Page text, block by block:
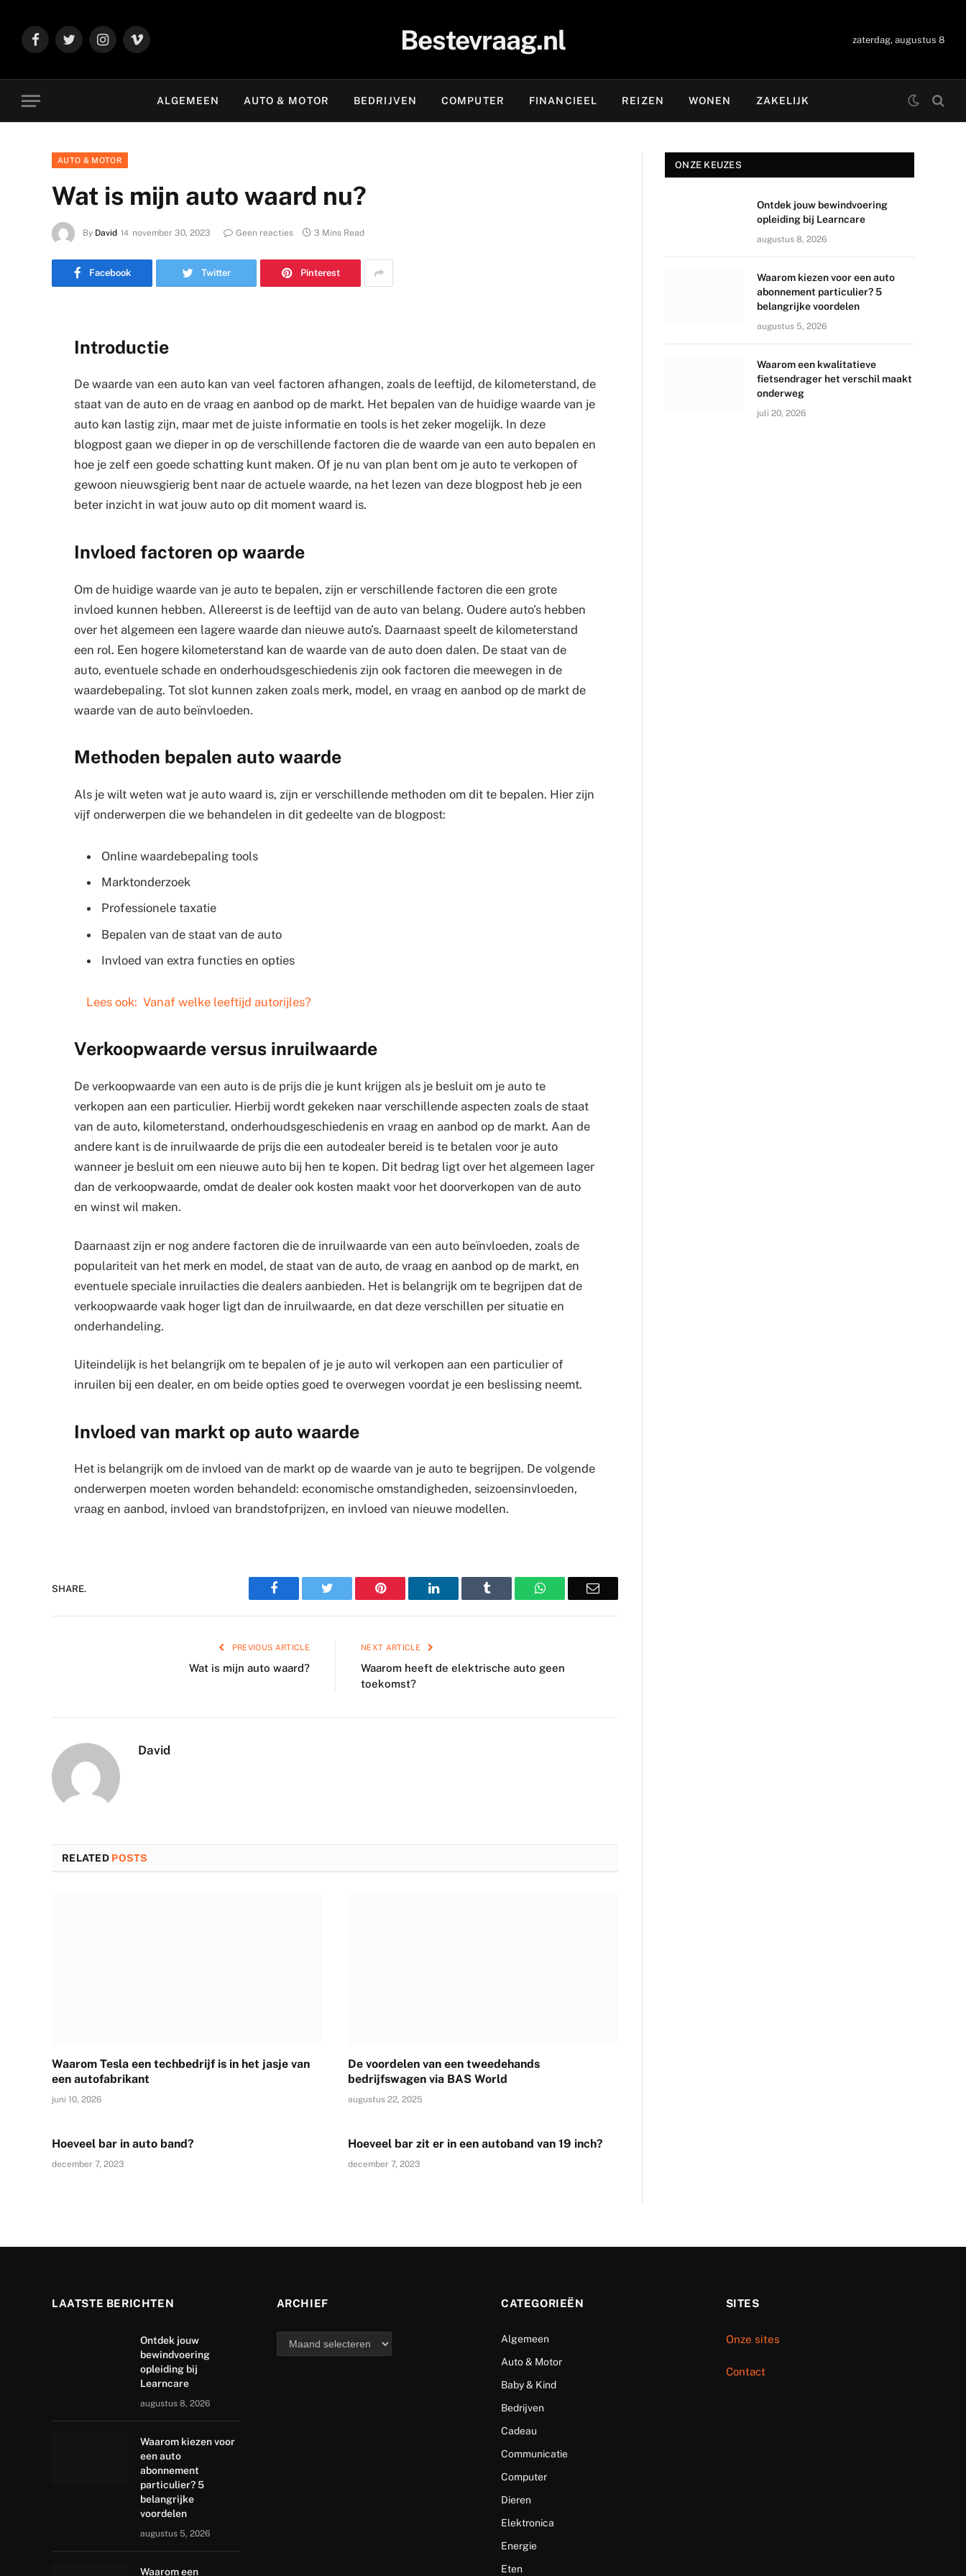
FacebookTwitter Instagram
Vimeo Bestevraag.nl zaterdag, augustus 8
ALGEMEEN AUTO & MOTOR BEDRIJVEN COMPUTER FINANCIEEL REIZEN WONEN ZAKELIJK
AUTO & MOTOR
Wat is mijn auto waard nu?
By David november 30, 2023 Geen reacties 3 Mins Read
Facebook Twitter Pinterest
Introductie
De waarde van een auto kan van veel factoren afhangen, zoals de leeftijd, de kilometerstand, de
staat van de auto en de vraag en aanbod op de markt. Het bepalen van de huidige waarde van je
auto kan lastig zijn, maar met de juiste informatie en tools is het zeker mogelijk. In deze
blogpost gaan we dieper in op de verschillende factoren die de waarde van een auto bepalen en
hoe je zelf een goede schatting kunt maken. Of je nu van plan bent om je auto te verkopen of
gewoon nieuwsgierig bent naar de actuele waarde, na het lezen van deze blogpost heb je een
beter inzicht in wat jouw auto op dit moment waard is.
Invloed factoren op waarde
Om de huidige waarde van je auto te bepalen, zijn er verschillende factoren die een grote
invloed kunnen hebben. Allereerst is de leeftijd van de auto van belang. Oudere auto’s hebben
over het algemeen een lagere waarde dan nieuwe auto’s. Daarnaast speelt de kilometerstand
een rol. Een hogere kilometerstand kan de waarde van de auto doen dalen. De staat van de
auto, eventuele schade en onderhoudsgeschiedenis zijn ook factoren die meewegen in de
waardebepaling. Tot slot kunnen zaken zoals merk, model, en vraag en aanbod op de markt de
waarde van de auto beïnvloeden.
Methoden bepalen auto waarde
Als je wilt weten wat je auto waard is, zijn er verschillende methoden om dit te bepalen. Hier zijn
vijf onderwerpen die we behandelen in dit gedeelte van de blogpost:
Online waardebepaling tools
Marktonderzoek
Professionele taxatie
Bepalen van de staat van de auto
Invloed van extra functies en opties
Lees ook: Vanaf welke leeftijd autorijles?
Verkoopwaarde versus inruilwaarde
De verkoopwaarde van een auto is de prijs die je kunt krijgen als je besluit om je auto te
verkopen aan een particulier. Hierbij wordt gekeken naar verschillende aspecten zoals de staat
van de auto, kilometerstand, onderhoudsgeschiedenis en vraag en aanbod op de markt. Aan de
andere kant is de inruilwaarde de prijs die een autodealer bereid is te betalen voor je auto
wanneer je besluit om een nieuwe auto bij hen te kopen. Dit bedrag ligt over het algemeen lager
dan de verkoopwaarde, omdat de dealer ook kosten maakt voor het doorverkopen van de auto
en winst wil maken.
Daarnaast zijn er nog andere factoren die de inruilwaarde van een auto beïnvloeden, zoals de
populariteit van het merk en model, de staat van de auto, de vraag en aanbod op de markt, en
eventuele speciale inruilacties die dealers aanbieden. Het is belangrijk om te begrijpen dat de
verkoopwaarde vaak hoger ligt dan de inruilwaarde, en dat deze verschillen per situatie en
onderhandeling.
Uiteindelijk is het belangrijk om te bepalen of je je auto wil verkopen aan een particulier of
inruilen bij een dealer, en om beide opties goed te overwegen voordat je een beslissing neemt.
Invloed van markt op auto waarde
Het is belangrijk om de invloed van de markt op de waarde van je auto te begrijpen. De volgende
onderwerpen moeten worden behandeld: economische omstandigheden, seizoensinvloeden,
vraag en aanbod, invloed van brandstofprijzen, en invloed van nieuwe modellen.
SHARE. Facebook Twitter Pinterest LinkedIn Tumblr WhatsAppEmail
PREVIOUS ARTICLE
Wat is mijn auto waard?
NEXT ARTICLE
Waarom heeft de elektrische auto geen
toekomst?
David
RELATED POSTS
Waarom Tesla een techbedrijf is in het jasje van
een autofabrikant
juni 10, 2026
De voordelen van een tweedehands
bedrijfswagen via BAS World
augustus 22, 2025
Hoeveel bar in auto band?
december 7, 2023
Hoeveel bar zit er in een autoband van 19 inch?
december 7, 2023
ONZE KEUZES
Ontdek jouw bewindvoering
opleiding bij Learncare
augustus 8, 2026
Waarom kiezen voor een auto
abonnement particulier? 5
belangrijke voordelen
augustus 5, 2026
Waarom een kwalitatieve
fietsendrager het verschil maakt
onderweg
juli 20, 2026
LAATSTE BERICHTEN
Ontdek jouw
bewindvoering
opleiding bij
Learncare
augustus 8, 2026
Waarom kiezen voor
een auto
abonnement
particulier? 5
belangrijke
voordelen
augustus 5, 2026
Waarom een
ARCHIEF
archief
CATEGORIEËN
Algemeen
Auto & Motor
Baby & Kind
Bedrijven
Cadeau
Communicatie
Computer
Dieren
Elektronica
Energie
Eten
SITES
Onze sites
Contact